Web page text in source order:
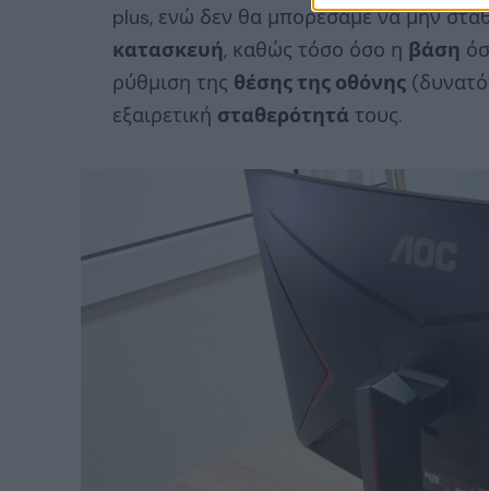
plus, ενώ δεν θα μπορέσαμε να μην
κατασκευή, καθώς τόσο όσο η βάση
ρύθμιση της θέσης της οθόνης
εξαιρετική σταθερότητά τους.